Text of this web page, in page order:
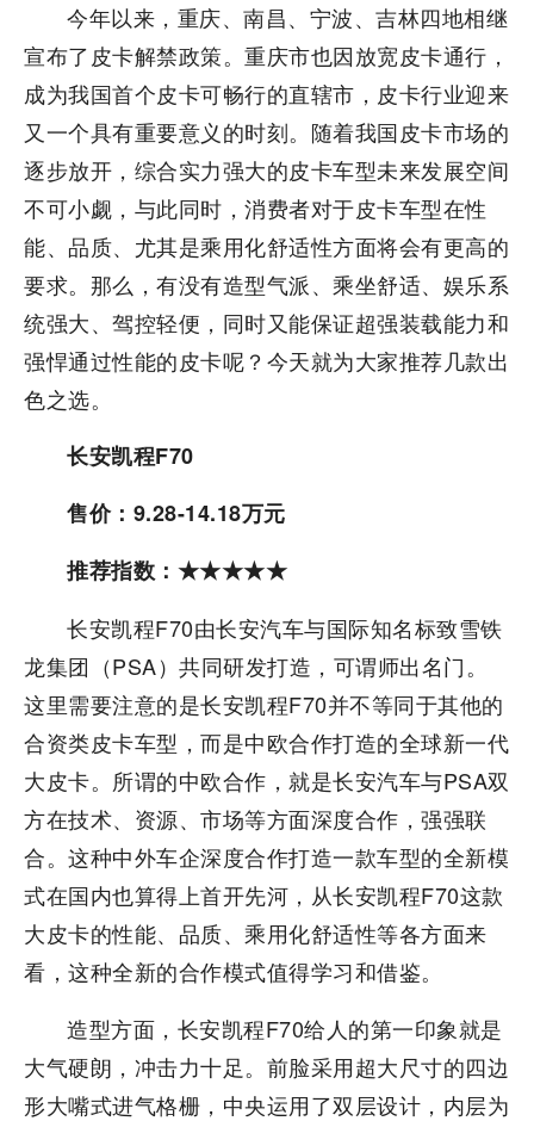
今年以来，重庆、南昌、宁波、吉林四地相继
宣布了皮卡解禁政策。重庆市也因放宽皮卡通行，
成为我国首个皮卡可畅行的直辖市，皮卡行业迎来
又一个具有重要意义的时刻。随着我国皮卡市场的
逐步放开，综合实力强大的皮卡车型未来发展空间
不可小觑，与此同时，消费者对于皮卡车型在性
能、品质、尤其是乘用化舒适性方面将会有更高的
要求。那么，有没有造型气派、乘坐舒适、娱乐系
统强大、驾控轻便，同时又能保证超强装载能力和
强悍通过性能的皮卡呢？今天就为大家推荐几款出
色之选。
长安凯程F70
售价：9.28-14.18万元
推荐指数：★★★★★
长安凯程F70由长安汽车与国际知名标致雪铁
龙集团（PSA）共同研发打造，可谓师出名门。
这里需要注意的是长安凯程F70并不等同于其他的
合资类皮卡车型，而是中欧合作打造的全球新一代
大皮卡。所谓的中欧合作，就是长安汽车与PSA双
方在技术、资源、市场等方面深度合作，强强联
合。这种中外车企深度合作打造一款车型的全新模
式在国内也算得上首开先河，从长安凯程F70这款
大皮卡的性能、品质、乘用化舒适性等各方面来
看，这种全新的合作模式值得学习和借鉴。
造型方面，长安凯程F70给人的第一印象就是
大气硬朗，冲击力十足。前脸采用超大尺寸的四边
形大嘴式进气格栅，中央运用了双层设计，内层为